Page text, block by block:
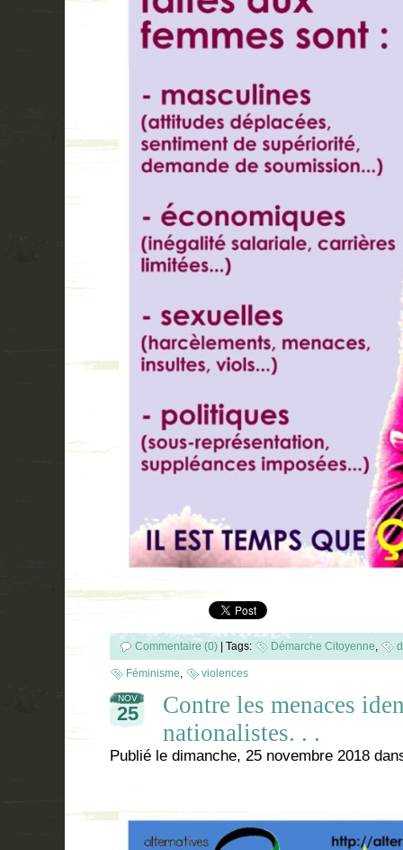
Commentaire (0) Tags: Démarche Citoyenne,
Féminisme, violences
NOV
25
Contre les menaces
nationalistes. . .
Publié le dimanche, 25 novembre 2018